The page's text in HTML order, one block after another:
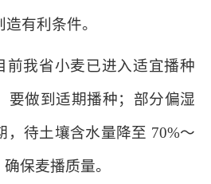
有利条件。
前我省小麦已进入适宜播种
要做到适期播种；部分偏湿
，待土壤含水量降至 70%～
保麦播质量。